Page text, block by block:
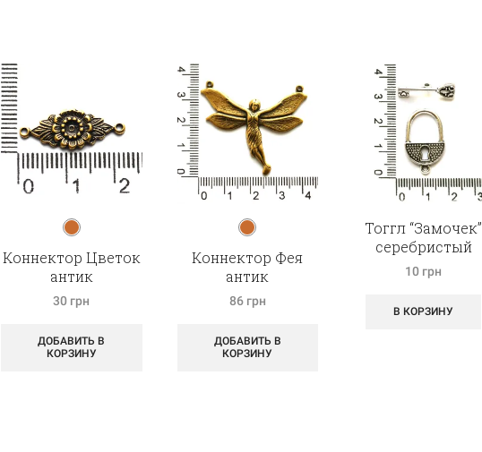
Коннектор Цветок
антик
30 грн
ДОБАВИТЬ В
КОРЗИНУ
Коннектор Фея
антик
86 грн
ДОБАВИТЬ В
КОРЗИНУ
Тоггл “Замочек”
серебристый
10 грн
В КОРЗИНУ